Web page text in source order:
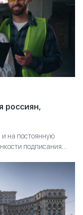
россиян,
и на постоянную
подписания